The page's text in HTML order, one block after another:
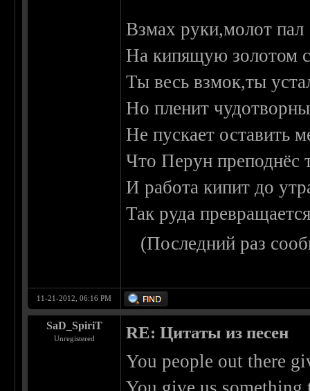
Взмах руки,молот пал
На кипящую золотом
Ты весь взмок,ты
Но пленит
Не пускает оставить
Что Перун преподнёс
И работа кипит до
Так руда
(Последний раз
11-21-2012, 06:16 PM
SaD_SpiriT
Unregistered RE: Цитаты из песен
You people out there